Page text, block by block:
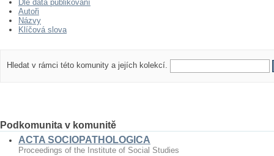
Dle data publikování
Autoři
Názvy
Klíčová slova
Hledat v rámci této komunity a jejích kolekcí.
Podkomunita v komunitě
ACTA SOCIOPATHOLOGICA
Proceedings of the Institute of Social Studies